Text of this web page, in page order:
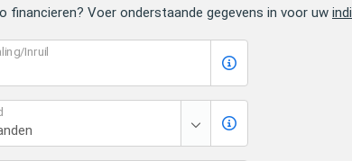
financieren? Voer onderstaande gegevens in voor uw
Inruil